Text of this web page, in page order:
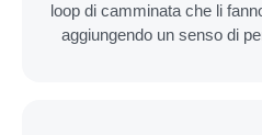
loop di camminata che li
aggiungendo un senso di